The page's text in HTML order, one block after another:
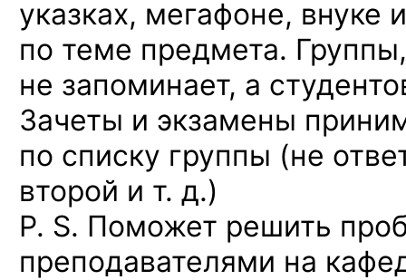
указках, мегафоне, внуке
по теме предмета.
не запоминает, а
Зачеты и экзамены
по списку группы (не
второй и т. д.)
P. S. Поможет решить
преподавателями на